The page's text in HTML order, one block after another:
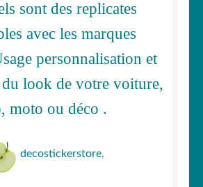
sont des replicates
avec les marques
personnalisation et
look de votre voiture,
moto ou déco .
decostickerstore,